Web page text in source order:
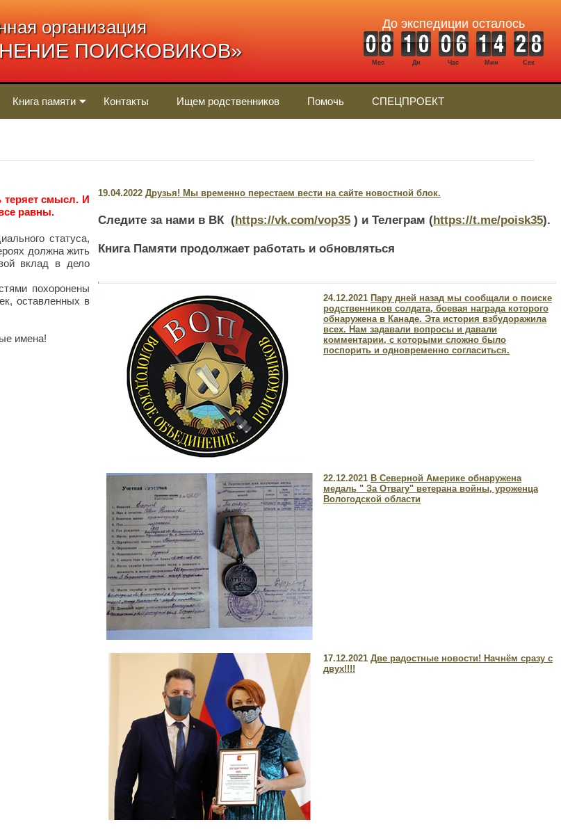
организация
ПОИСКОВИКОВ»
До экспедиции осталось
Мес Дн Час Мин Сек
Книга памяти Контакты Ищем родственников Помочь СПЕЦПРОЕКТ
теряет смысл. И
равны.
статуса,
должна жить
вклад в дело
похоронены
оставленных в
имена!
19.04.2022 Друзья! Мы временно перестаем вести на сайте новостной блок.
Следите за нами в ВК (https://vk.com/vop35 ) и Телеграм (https://t.me/poisk35).
Книга Памяти продолжает работать и обновляться
24.12.2021 Пару дней назад мы сообщали о поиске
родственников солдата, боевая награда которого
обнаружена в Канаде. Эта история взбудоражила
всех. Нам задавали вопросы и давали
комментарии, с которыми сложно было
поспорить и одновременно согласиться.
22.12.2021 В Северной Америке обнаружена
медаль " За Отвагу" ветерана войны, уроженца
Вологодской области
17.12.2021 Две радостные новости! Начнём сразу с
двух!!!!